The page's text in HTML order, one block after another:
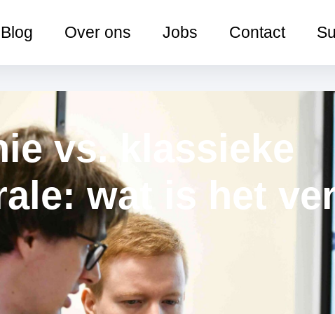
Blog Over ons Jobs Contact
vs. klassieke
wat is het